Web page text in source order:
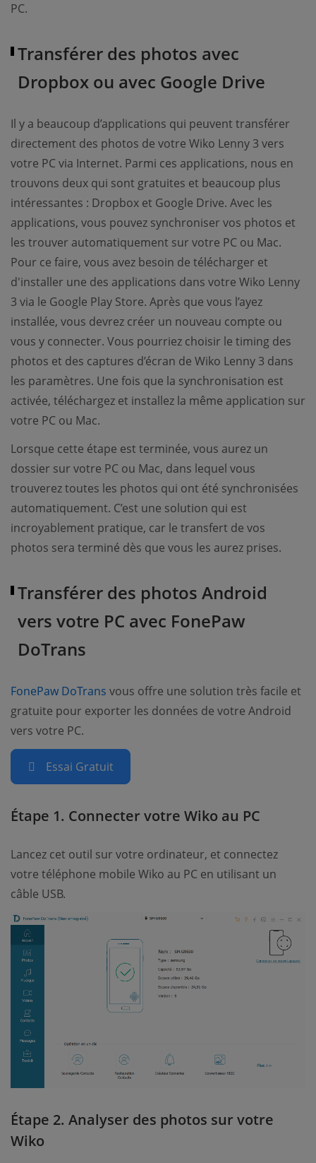
PC.
Transférer des photos avec
Dropbox ou avec Google Drive
Il y a beaucoup d’applications qui peuvent transférer
directement des photos de votre Wiko Lenny 3 vers
votre PC via Internet. Parmi ces applications, nous en
trouvons deux qui sont gratuites et beaucoup plus
intéressantes : Dropbox et Google Drive. Avec les
applications, vous pouvez synchroniser vos photos et
les trouver automatiquement sur votre PC ou Mac.
Pour ce faire, vous avez besoin de télécharger et
d'installer une des applications dans votre Wiko Lenny
3 via le Google Play Store. Après que vous l’ayez
installée, vous devrez créer un nouveau compte ou
vous y connecter. Vous pourriez choisir le timing des
photos et des captures d’écran de Wiko Lenny 3 dans
les paramètres. Une fois que la synchronisation est
activée, téléchargez et installez la même application sur
votre PC ou Mac.
Lorsque cette étape est terminée, vous aurez un
dossier sur votre PC ou Mac, dans lequel vous
trouverez toutes les photos qui ont été synchronisées
automatiquement. C’est une solution qui est
incroyablement pratique, car le transfert de vos
photos sera terminé dès que vous les aurez prises.
Transférer des photos Android
vers votre PC avec FonePaw
DoTrans
FonePaw DoTrans (opens new window)
vous offre une solution très facile et
gratuite pour exporter les données de votre Android
vers votre PC.
Essai Gratuit
Étape 1. Connecter votre Wiko au PC
Lancez cet outil sur votre ordinateur, et connectez
votre téléphone mobile Wiko au PC en utilisant un
câble USB.
Étape 2. Analyser des photos sur votre
Wiko